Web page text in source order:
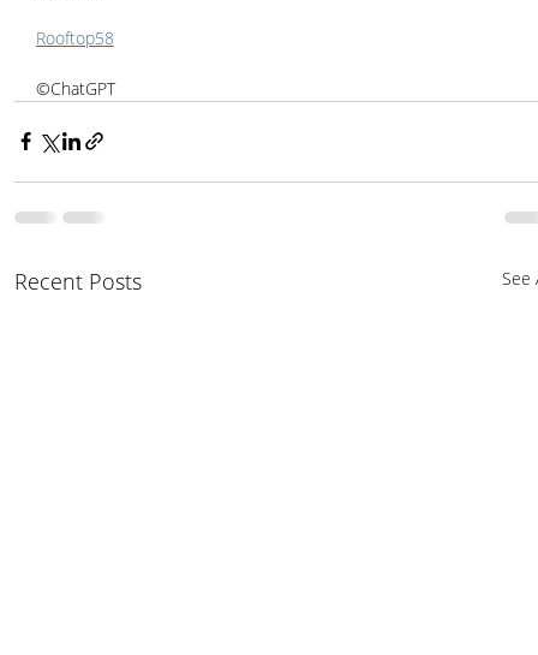
Rooftop58
©ChatGPT
Recent Posts See